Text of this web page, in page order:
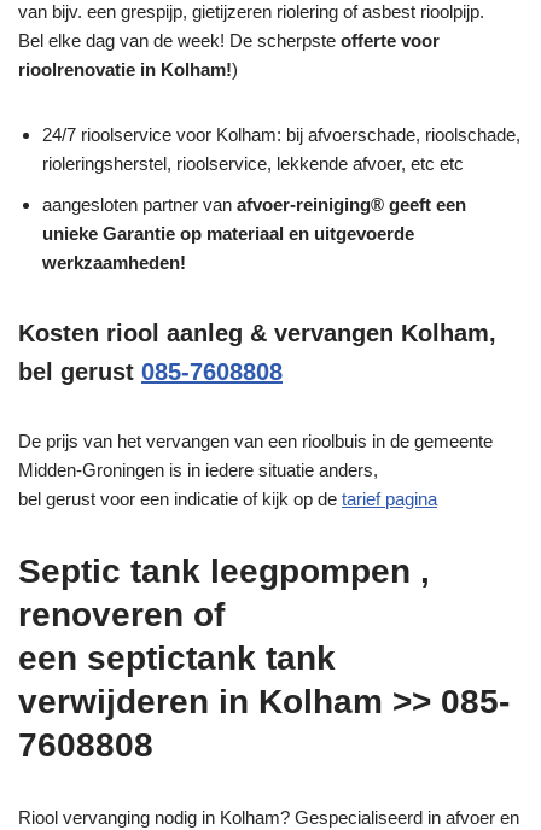
van bijv. een grespijp, gietijzeren riolering of asbest rioolpijp.
Bel elke dag van de week! De scherpste offerte voor
rioolrenovatie in Kolham!)
24/7 rioolservice voor Kolham: bij afvoerschade, rioolschade,
rioleringsherstel, rioolservice, lekkende afvoer, etc etc
aangesloten partner van afvoer-reiniging® geeft een
unieke Garantie op materiaal en uitgevoerde
werkzaamheden!
Kosten riool aanleg & vervangen Kolham,
bel gerust 085-7608808
De prijs van het vervangen van een rioolbuis in de gemeente
Midden-Groningen is in iedere situatie anders,
bel gerust voor een indicatie of kijk op de tarief pagina
Septic tank leegpompen ,
renoveren of
een septictank tank
verwijderen in Kolham >> 085-
7608808
Riool vervanging nodig in Kolham? Gespecialiseerd in afvoer en